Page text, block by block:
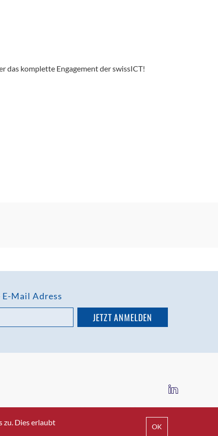
das komplette Engagement der swissICT!
E-Mail Adress
IMPRESSUM DATENSCHUTZ AGB
zu. Dies erlaubt
OK